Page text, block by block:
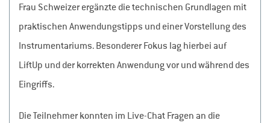
Frau Schweizer ergänzte die technischen Grundlagen mit
praktischen Anwendungstipps und einer Vorstellung des
Instrumentariums. Besonderer Fokus lag hierbei auf
LiftUp und der korrekten Anwendung vor und während des
Eingriffs.
Die Teilnehmer konnten im Live-Chat Fragen an die